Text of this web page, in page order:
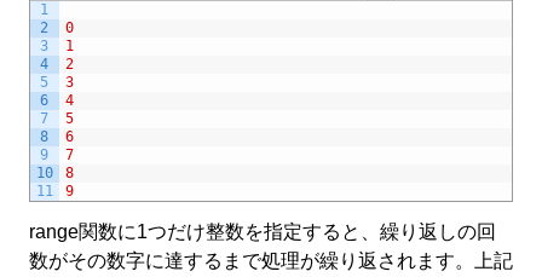
1
2
3
4
5
6
7
8
9
10
11
0
1
2
3
4
5
6
7
8
9
range関数に1つだけ整数を指定すると、繰り返しの回
数がその数字に達するまで処理が繰り返されます。上記